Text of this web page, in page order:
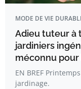
MODE DE VIE
Adieu tuteur à
jardiniers
méconnu
EN BREF
jardinage.